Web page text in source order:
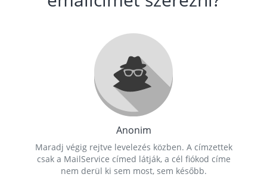
Anonim
Maradj végig rejtve levelezés közben. A címzettek
csak a MailService címed látják, a cél fiókod címe
nem derül ki sem most, sem később.